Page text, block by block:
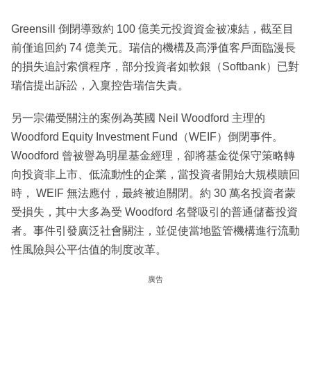
Greensill 倒閉導致約 100 億美元投資資金被凍結，截至目
前僅追回約 74 億美元。瑞信的機構及高淨值客戶面臨漫長
的損失追討索償程序，部分投資者如軟銀（Softbank）已對
瑞信提出訴訟，入稟控告瑞信失責。
另一宗備受關注的案例為英國 Neil Woodford 主理的
Woodford Equity Investment Fund（WEIF）倒閉事件。
Woodford 曾被譽為明星基金經理，卻將基金從保守策略轉
向投資非上市、低流動性的企業，當投資者開始大規模贖回
時， WEIF 無法應付，最終被迫關閉。約 30 萬名投資者蒙
受損失，其中大多為受 Woodford 名聲吸引的普通儲蓄投資
者。事件引發廣泛社會關注，並促使當地監管機構進行流動
性風險與公平估值的制度改革。
廣告